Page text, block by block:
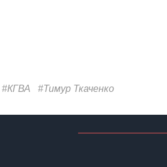
#КГВА #Тимур Ткаченко